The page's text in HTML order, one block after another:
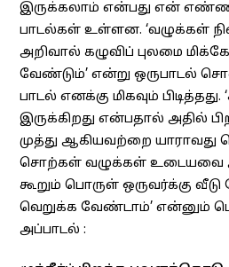
இருக்கலாம் என்பது என்
பாடல்கள் உள்ளன. ‘வழுக்கள்
அறிவால் கழுவிப் புலமை
வேண்டும்’ என்று ஒருபாடல்
பாடல் எனக்கு மிகவும்
இருக்கிறது என்பதால் அதில்
முத்து ஆகியவற்றை யாராவது
சொற்கள் வழுக்கள் உடையவை
கூறும் பொருள் ஒருவர்க்கு
வெறுக்க வேண்டாம்’ என்னும்
அப்பாடல் :